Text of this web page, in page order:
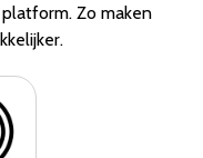
Zo maken